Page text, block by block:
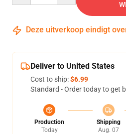
Deze uitverkoop eindigt
Deliver to United States
Cost to ship:$6.99
Standard - Order today to get
Production
Today
Shipping
Aug. 07